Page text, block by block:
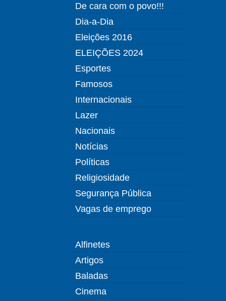
De cara com o povo!!!
Dia-a-Dia
Eleições 2016
ELEIÇÕES 2024
Esportes
Famosos
Internacionais
Lazer
Nacionais
Notícias
Políticas
Religiosidade
Segurança Pública
Vagas de emprego
Alfinetes
Artigos
Baladas
Cinema